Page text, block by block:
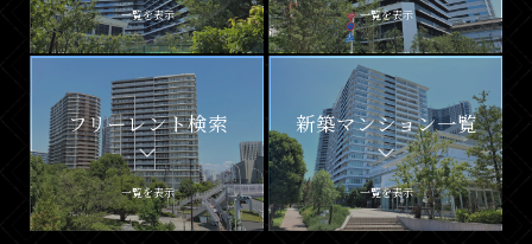
一覧を表示 一覧を表示
フリーレント検索
一覧を表示
新築マンション一覧
一覧を表示